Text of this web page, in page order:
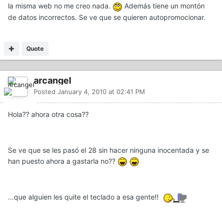
la misma web no me creo nada.
Además tiene un montón
de datos incorrectos. Se ve que se quieren autopromocionar.
Quote
arcangel
Posted January 4, 2010 at 02:41 PM
Hola?? ahora otra cosa??
Se ve que se les pasó el 28 sin hacer ninguna inocentada y se
han puesto ahora a gastarla no??
...que alguien les quite el teclado a esa gente!!